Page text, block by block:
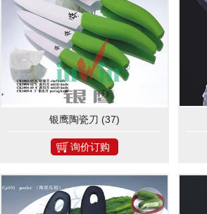
银鹰陶瓷刀 (37)
询价订购